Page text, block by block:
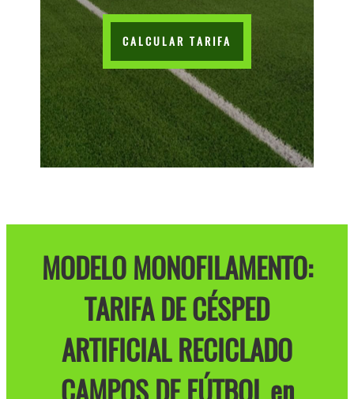
CALCULAR TARIFA
MODELO MONOFILAMENTO:
TARIFA DE CÉSPED
ARTIFICIAL RECICLADO
CAMPOS DE FÚTBOL en